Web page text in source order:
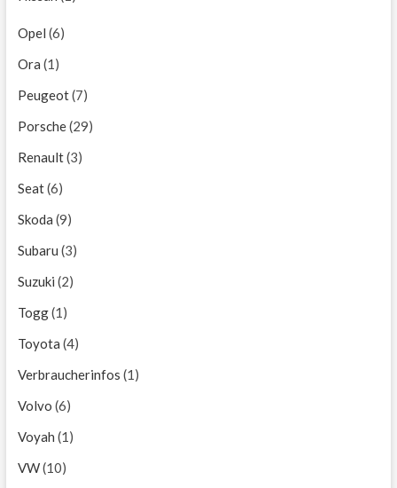
Opel (6)
Ora (1)
Peugeot(7)
Porsche(29)
Renault(3)
Seat(6)
Skoda (9)
Subaru (3)
Suzuki (2)
Togg(1)
Toyota (4)
Verbraucherinfos (1)
Volvo (6)
Voyah (1)
VW(10)